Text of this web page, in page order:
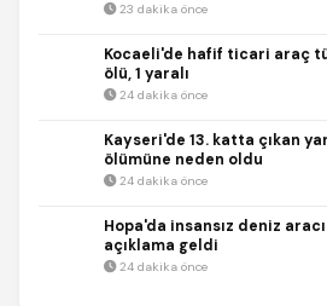
23 dakika önce
Kocaeli'de hafif ticari araç
ölü, 1 yaralı
24 dakika önce
Kayseri'de 13. katta çıkan
ölümüne neden oldu
24 dakika önce
Hopa'da insansız deniz
açıklama geldi
24 dakika önce